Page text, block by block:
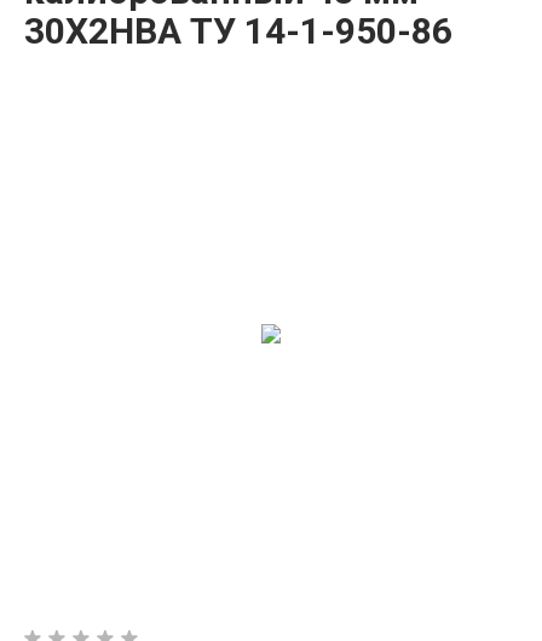
30Х2НВА ТУ 14-1-950-86